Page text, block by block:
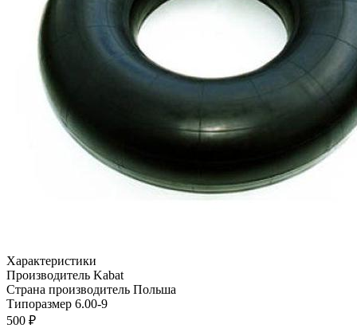
Характеристики
Производитель Kabat
Страна производитель Польша
Типоразмер 6.00-9
500 ₽